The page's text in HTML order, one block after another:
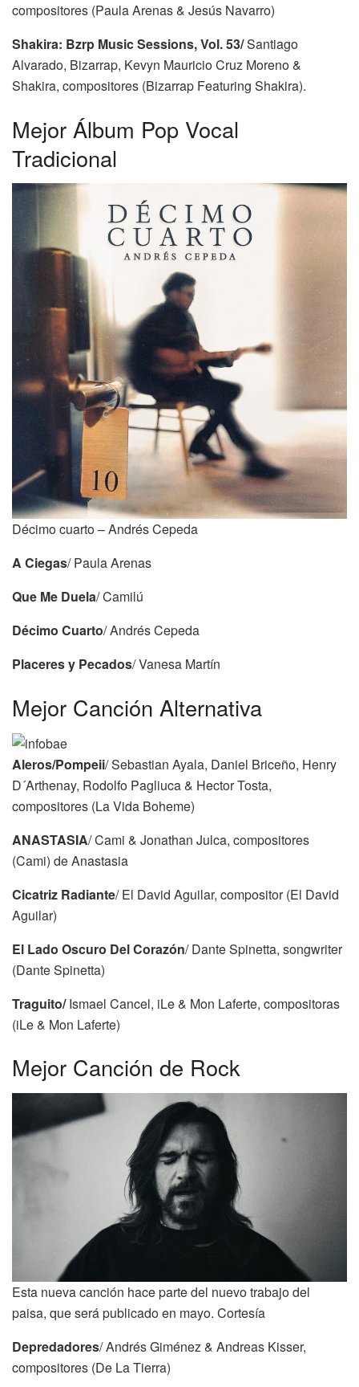
compositores (Paula Arenas & Jesús Navarro)
Shakira: Bzrp Music Sessions, Vol. 53/Santiago
Alvarado, Bizarrap, Kevyn Mauricio Cruz Moreno &
Shakira, compositores (Bizarrap Featuring Shakira).
Mejor Álbum Pop Vocal
Tradicional
Décimo cuarto – Andrés Cepeda
A Ciegas/ Paula Arenas
Que Me Duela/ Camilú
Décimo Cuarto/ Andrés Cepeda
Placeres y Pecados/ Vanesa Martín
Mejor Canción Alternativa
Aleros/Pompeii/ Sebastian Ayala, Daniel Briceño, Henry
D´Arthenay, Rodolfo Pagliuca & Hector Tosta,
compositores (La Vida Boheme)
ANASTASIA/ Cami & Jonathan Julca, compositores
(Cami) de Anastasia
Cicatriz Radiante/ El David Aguilar, compositor (El David
Aguilar)
El Lado Oscuro Del Corazón/ Dante Spinetta, songwriter
(Dante Spinetta)
Traguito/Ismael Cancel, iLe & Mon Laferte, compositoras
(iLe & Mon Laferte)
Mejor Canción de Rock
Esta nueva canción hace parte del nuevo trabajo del
paisa, que será publicado en mayo. Cortesía
Depredadores/ Andrés Giménez & Andreas Kisser,
compositores (De La Tierra)